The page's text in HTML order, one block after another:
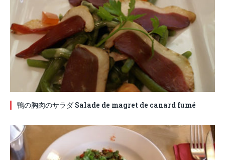
鴨の胸肉のサラダ Salade de magret de canard fumé